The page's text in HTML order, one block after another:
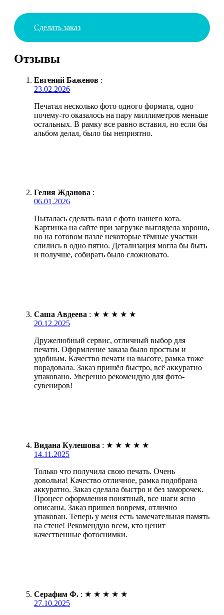
Сделать заказ
Отзывы
Евгений Баженов :
23.02.2026
Печатал несколько фото одного формата, одно
почему-то оказалось на пару миллиметров меньше
остальных. В рамку все равно вставил, но если бы
альбом делал, было бы неприятно.
Гелия Жданова :
06.01.2026
Пыталась сделать пазл с фото нашего кота.
Картинка на сайте при загрузке выглядела хорошо,
но на готовом пазле некоторые тёмные участки
слились в одно пятно. Детализация могла бы быть
и получше, собирать было сложновато.
Саша Авдеева : ★ ★ ★ ★ ★
20.12.2025
Дружелюбный сервис, отличный выбор для
печати. Оформление заказа было простым и
удобным. Качество печати на высоте, рамка тоже
порадовала. Заказ пришёл быстро, всё аккуратно
упаковано. Уверенно рекомендую для фото-
сувениров!
Видана Кулешова : ★ ★ ★ ★ ★
14.11.2025
Только что получила свою печать. Очень
довольна! Качество отличное, рамка подобрана
аккуратно. Заказ сделала быстро и без заморочек.
Процесс оформления понятный, все шаги ясно
описаны. Заказ пришел вовремя, отлично
упакован. Теперь у меня есть замечательная память
на стене! Рекомендую всем, кто ценит
качественные фотоснимки.
Серафим Ф. : ★ ★ ★ ★ ★
27.10.2025